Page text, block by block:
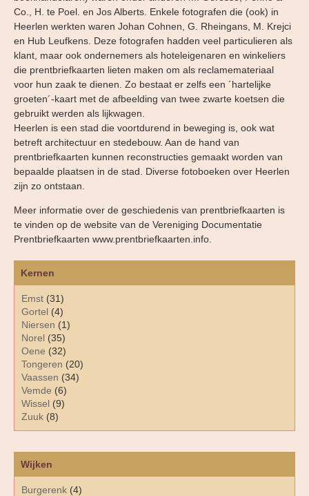
Kernen
Emst (31)
Gortel (4)
Niersen (1)
Norel (35)
Oene (32)
Tongeren (20)
Vaassen (34)
Vemde (6)
Wissel (9)
Zuuk (8)
Wijken
Burgerenk (4)
Co., H. te Poel. en Jos Alberts. Enkele fotografen die (ook) in
Heerlen werkten waren Johan Cohnen, G. Rheingans, M. Krejci
en Hub Leufkens. Deze fotografen hadden veel particulieren als
klant, maar ook ondernemers als hoteleigenaren en winkeliers
die prentbriefkaarten lieten maken om als reclamemateriaal
voor hun zaak te dienen. Zo bestaat er zelfs een ´hartelijke
groeten´-kaart met de afbeelding van twee zwarte koetsen die
gebruikt werden als lijkwagen.
Heerlen is een stad die voortdurend in beweging is, ook wat
betreft architectuur en stedebouw. Aan de hand van
prentbriefkaarten kunnen reconstructies gemaakt worden van
bepaalde plaatsen in de stad. Diverse fotoboeken over Heerlen
zijn zo ontstaan.
Meer informatie over de geschiedenis van prentbriefkaarten is
te vinden op de website van de Vereniging Documentatie
Prentbriefkaarten www.prentbriefkaarten.info.